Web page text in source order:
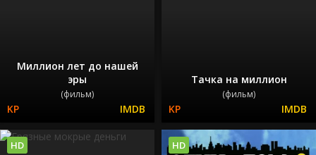
Миллион лет до нашей
эры
(фильм)
Тачка на миллион
(фильм)
HD HD